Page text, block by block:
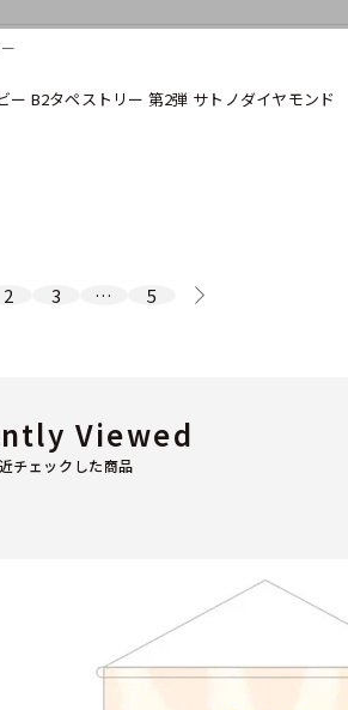
ー B2タペストリー 第2弾 サトノダイヤモンド
2 3 … 5
チェックした商品
Viewed